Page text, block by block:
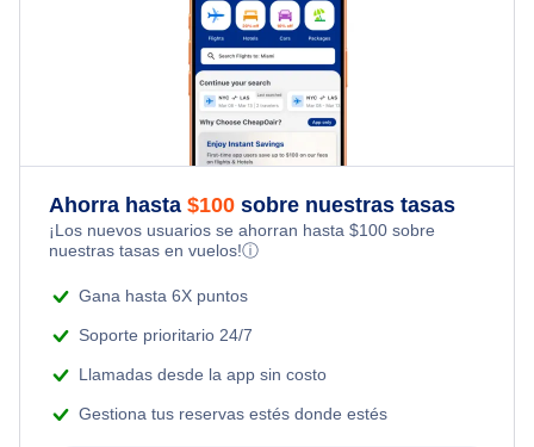
Ahorra hasta $100 sobre nuestras tasas
¡Los nuevos usuarios se ahorran hasta $100 sobre
nuestras tasas en vuelos!ⓘ
Gana hasta 6X puntos
Soporte prioritario 24/7
Llamadas desde la app sin costo
Gestiona tus reservas estés donde estés